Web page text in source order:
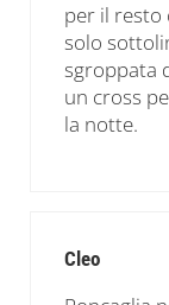
per il resto
solo
sgroppata
un cross
la notte.
Cleo